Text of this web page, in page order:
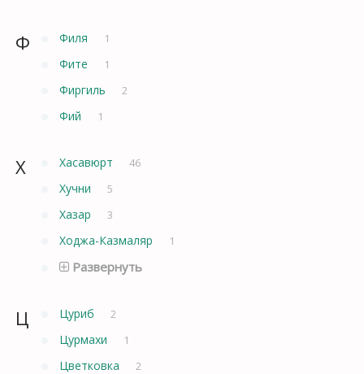
Ф Филя 1
Фите 1
Фиргиль 2
Фий 1
Х Хасавюрт 46
Хучни 5
Хазар 3
Ходжа-Казмаляр 1
Развернуть
Ц Цуриб 2
Цурмахи 1
Цветковка 2